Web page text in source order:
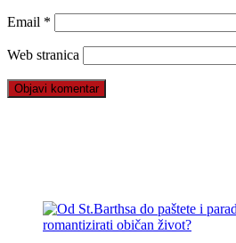
Email *
Web stranica